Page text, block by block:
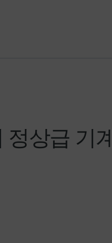
상급 기